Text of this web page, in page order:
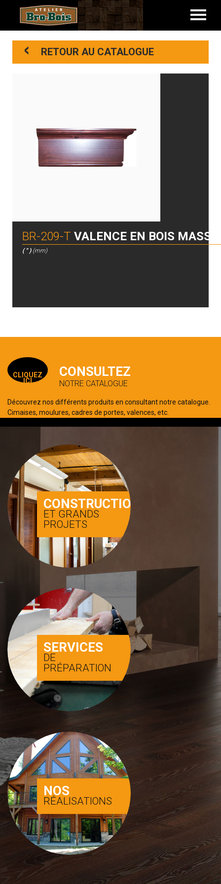
< RETOUR AU CATALOGUE
BR-209-T VALENCE EN BOIS MASSIF
( " )(mm)
CLIQUEZ
ICI
CONSULTEZ
NOTRE CATALOGUE
Découvrez nos différents produits en consultant notre catalogue.
Cimaises, moulures, cadres de portes, valences, etc.
CONSTRUCTION
ET GRANDS
PROJETS
SERVICES
DE
PRÉPARATION
NOS
RÉALISATIONS